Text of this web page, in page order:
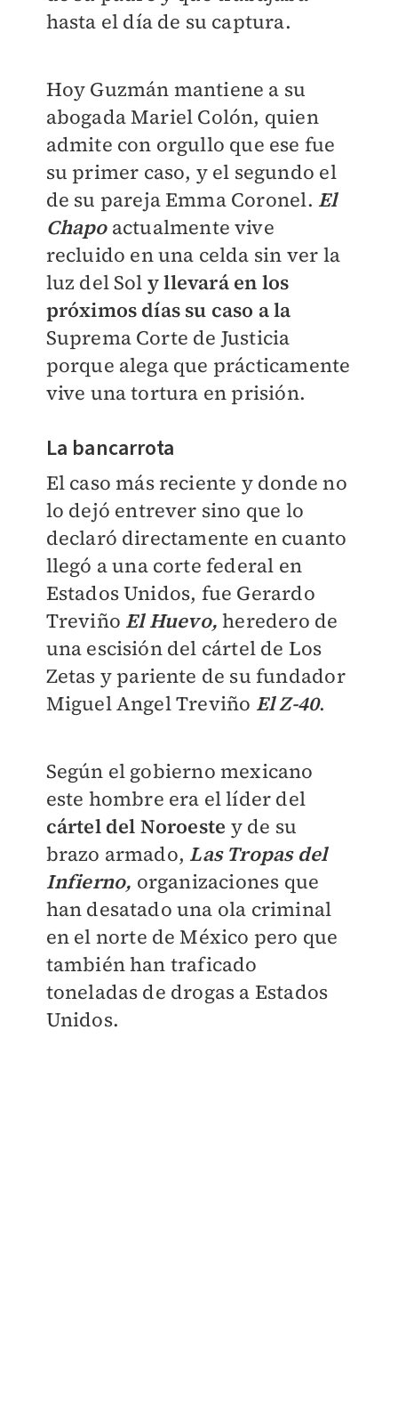
hasta el día de su captura.
Hoy Guzmán mantiene a su
abogada Mariel Colón, quien
admite con orgullo que ese fue
su primer caso, y el segundo el
de su pareja Emma Coronel. El
Chapoactualmente vive
recluido en una celda sin ver la
luz del Sol y llevará en los
próximos días su caso a la
Suprema Corte de Justicia
porque alega que prácticamente
vive una tortura en prisión.
La bancarrota
El caso más reciente y donde no
lo dejó entrever sino que lo
declaró directamente en cuanto
llegó a una corte federal en
Estados Unidos, fue Gerardo
Treviño El Huevo, heredero de
una escisión del cártel de Los
Zetas y pariente de su fundador
Miguel Angel Treviño El Z-40.
Según el gobierno mexicano
este hombre era el líder del
cártel del Noroeste y de su
brazo armado, Las Tropas del
Infierno, organizaciones que
han desatado una ola criminal
en el norte de México pero que
también han traficado
toneladas de drogas a Estados
Unidos.